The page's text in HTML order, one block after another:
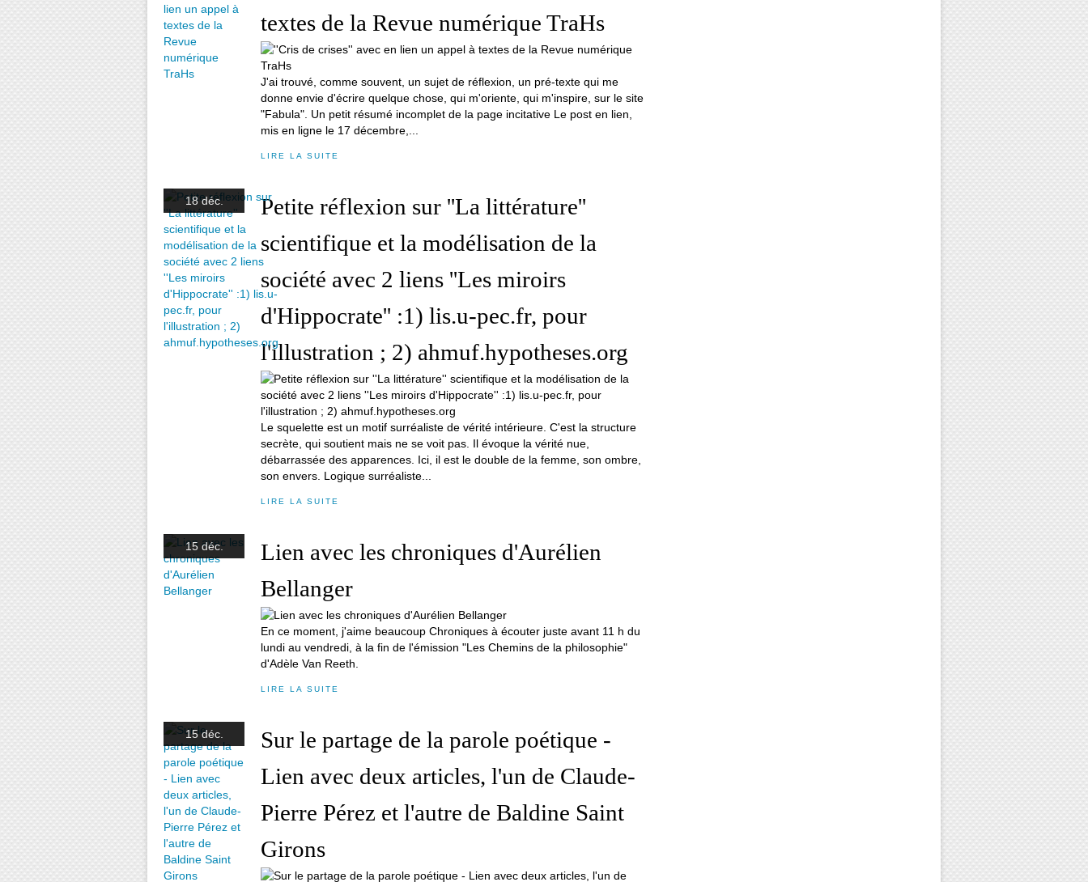
textes de la Revue numérique TraHs
J'ai trouvé, comme souvent, un sujet de réflexion, un pré-texte qui me
donne envie d'écrire quelque chose, qui m'oriente, qui m'inspire, sur le site
"Fabula". Un petit résumé incomplet de la page incitative Le post en lien,
mis en ligne le 17 décembre,...
LIRE LA SUITE
18 déc.
Petite réflexion sur ''La littérature''
scientifique et la modélisation de la
société avec 2 liens ''Les miroirs
d'Hippocrate'' :1) lis.u-pec.fr, pour
l'illustration ; 2) ahmuf.hypotheses.org
Le squelette est un motif surréaliste de vérité intérieure. C'est la structure
secrète, qui soutient mais ne se voit pas. Il évoque la vérité nue,
débarrassée des apparences. Ici, il est le double de la femme, son ombre,
son envers. Logique surréaliste...
LIRE LA SUITE
15 déc.
Lien avec les chroniques d'Aurélien
Bellanger
En ce moment, j'aime beaucoup Chroniques à écouter juste avant 11 h du
lundi au vendredi, à la fin de l'émission "Les Chemins de la philosophie"
d'Adèle Van Reeth.
LIRE LA SUITE
15 déc.
Sur le partage de la parole poétique -
Lien avec deux articles, l'un de Claude-
Pierre Pérez et l'autre de Baldine Saint
Girons